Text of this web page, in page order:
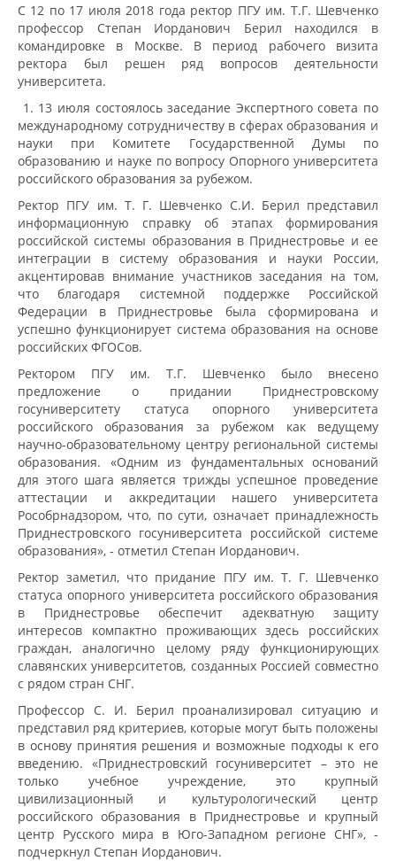
С 12 по 17 июля 2018 года ректор ПГУ им. Т.Г. Шевченко
профессор Степан Иорданович Берил находился в
командировке в Москве. В период рабочего визита
ректора был решен ряд вопросов деятельности
университета.
1. 13 июля состоялось заседание Экспертного совета по
международному сотрудничеству в сферах образования и
науки при Комитете Государственной Думы по
образованию и науке по вопросу Опорного университета
российского образования за рубежом.
Ректор ПГУ им. Т. Г. Шевченко С.И. Берил представил
информационную справку об этапах формирования
российской системы образования в Приднестровье и ее
интеграции в систему образования и науки России,
акцентировав внимание участников заседания на том,
что благодаря системной поддержке Российской
Федерации в Приднестровье была сформирована и
успешно функционирует система образования на основе
российских ФГОСов.
Ректором ПГУ им. Т.Г. Шевченко было внесено
предложение о придании Приднестровскому
госуниверситету статуса опорного университета
российского образования за рубежом как ведущему
научно-образовательному центру региональной системы
образования. «Одним из фундаментальных оснований
для этого шага является трижды успешное проведение
аттестации и аккредитации нашего университета
Рособрнадзором, что, по сути, означает принадлежность
Приднестровского госуниверситета российской системе
образования», - отметил Степан Иорданович.
Ректор заметил, что придание ПГУ им. Т. Г. Шевченко
статуса опорного университета российского образования
в Приднестровье обеспечит адекватную защиту
интересов компактно проживающих здесь российских
граждан, аналогично целому ряду функционирующих
славянских университетов, созданных Россией совместно
с рядом стран СНГ.
Профессор С. И. Берил проанализировал ситуацию и
представил ряд критериев, которые могут быть положены
в основу принятия решения и возможные подходы к его
введению. «Приднестровский госуниверситет – это не
только учебное учреждение, это крупный
цивилизационный и культурологический центр
российского образования в Приднестровье и крупный
центр Русского мира в Юго-Западном регионе СНГ», -
подчеркнул Степан Иорданович.